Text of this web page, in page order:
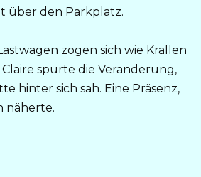
über den Parkplatz.
zogen sich wie Krallen
spürte die Veränderung,
hinter sich sah. Eine Präsenz,
näherte.